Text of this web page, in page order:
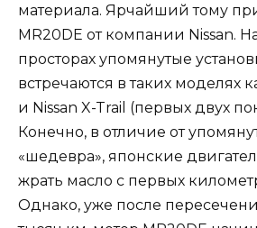
материала. Ярчайший тому
MR20DE от компании Nissan.
просторах упомянутые
встречаются в таких моделях
и Nissan X-Trail (первых двух
Конечно, в отличие от
«шедевра», японские
жрать масло с первых
Однако, уже после